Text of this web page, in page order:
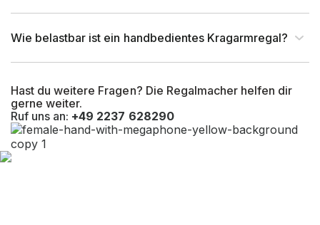
Anlieferart Zerlegt
Befestigungsart Bodenbefestigung
Hast du weitere Fragen? Die Regalmacher helfen dir
gerne weiter.
Ruf uns an: +49 2237 628290
Wie belastbar ist ein handbedientes Kragarmregal?